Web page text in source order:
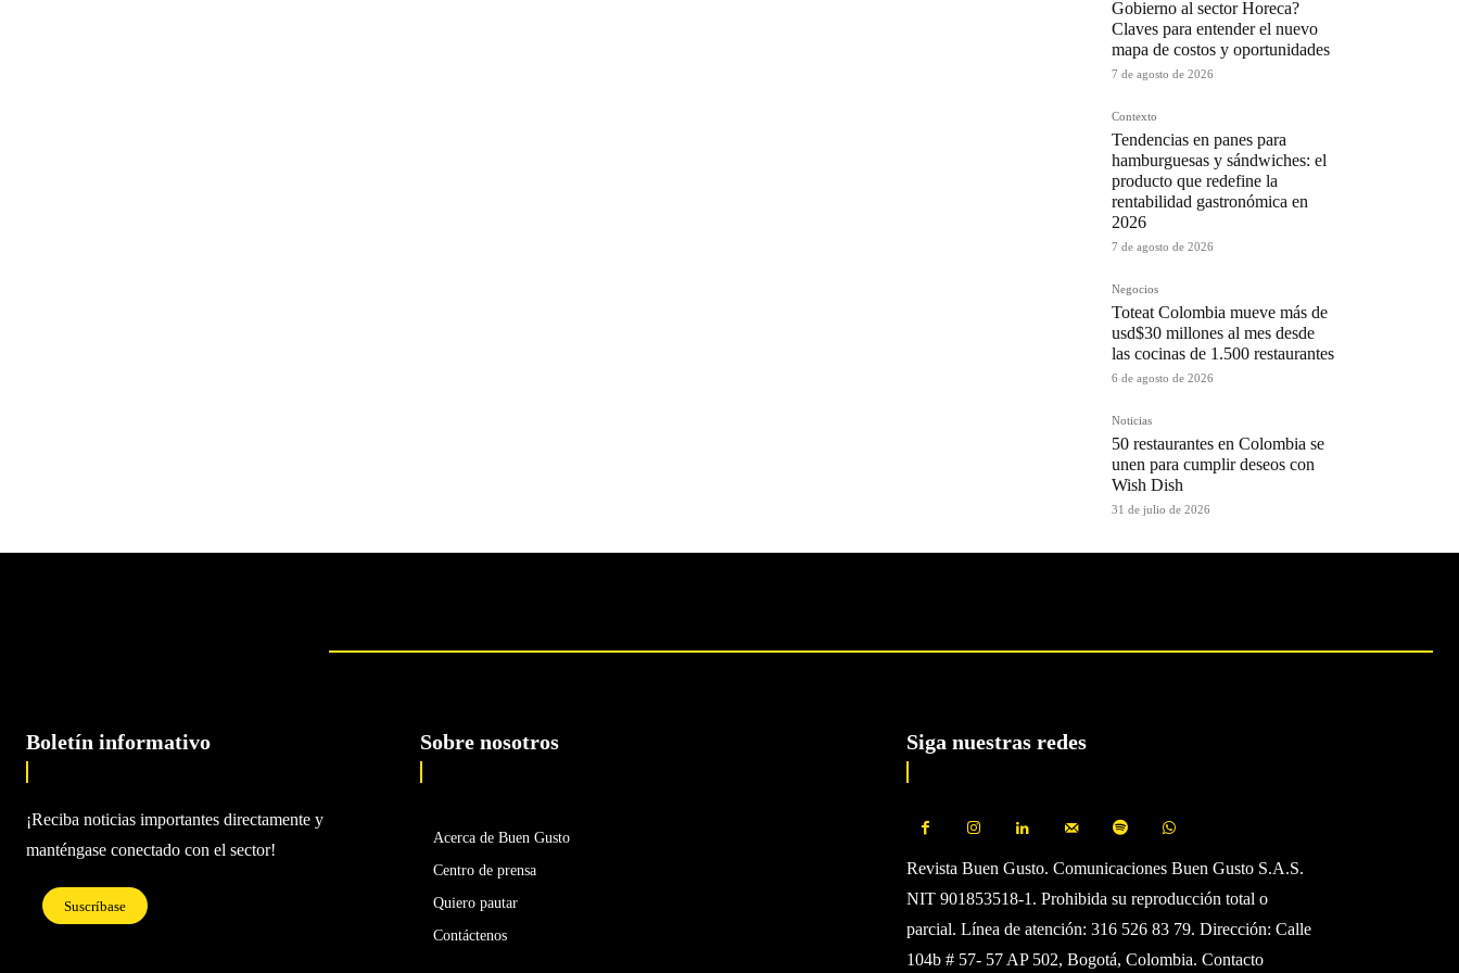
Gobierno al sector Horeca?
Claves para entender el nuevo
mapa de costos y oportunidades
7 de agosto de 2026
Contexto
Tendencias en panes para
hamburguesas y sándwiches: el
producto que redefine la
rentabilidad gastronómica en
2026
7 de agosto de 2026
Negocios
Toteat Colombia mueve más de
usd$30 millones al mes desde
las cocinas de 1.500 restaurantes
6 de agosto de 2026
Noticias
50 restaurantes en Colombia se
unen para cumplir deseos con
Wish Dish
31 de julio de 2026
Boletín informativo
¡Reciba noticias importantes directamente y
manténgase conectado con el sector!
Suscríbase
Sobre nosotros
Acerca de Buen Gusto
Centro de prensa
Quiero pautar
Contáctenos
Siga nuestras redes
Revista Buen Gusto. Comunicaciones Buen Gusto S.A.S.
NIT 901853518-1. Prohibida su reproducción total o
parcial. Línea de atención: 316 526 83 79. Dirección: Calle
104b # 57- 57 AP 502, Bogotá, Colombia. Contacto